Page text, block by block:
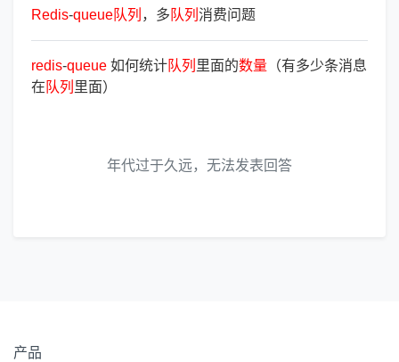
Redis-queue队列 ，多 队列 消费问题
redis-queue 如何统计队列 里面的数量 （有多少条消息
在 队列 里面）
年代过于久远，无法发表回答
产品